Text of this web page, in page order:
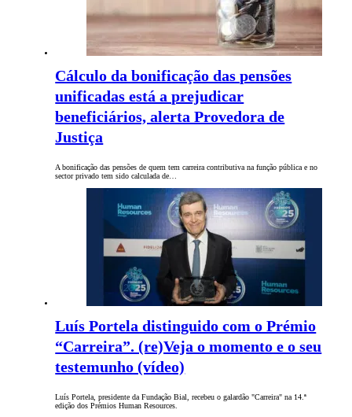
Cálculo da bonificação das pensões
unificadas está a prejudicar
beneficiários, alerta Provedora de
Justiça
A bonificação das pensões de quem tem carreira contributiva na função pública e no
sector privado tem sido calculada de…
Luís Portela distinguido com o Prémio
“Carreira”. (re)Veja o momento e o seu
testemunho (vídeo)
Luís Portela, presidente da Fundação Bial, recebeu o galardão "Carreira" na 14.ª
edição dos Prémios Human Resources.